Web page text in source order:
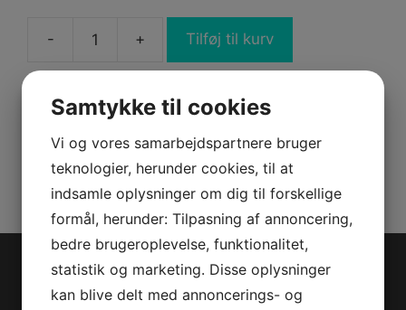
MOTION
PFD
(US)
H/M
4TG/4XL
antal
Tilføj til kurv
Kategorier:PWC, Reservedele
Jet-Trade Powersport
Samtykke til cookies
Vi og vores samarbejdspartnere bruger
teknologier, herunder cookies, til at
indsamle oplysninger om dig til forskellige
formål, herunder: Tilpasning af annoncering,
bedre brugeroplevelse, funktionalitet,
statistik og marketing. Disse oplysninger
kan blive delt med annoncerings- og